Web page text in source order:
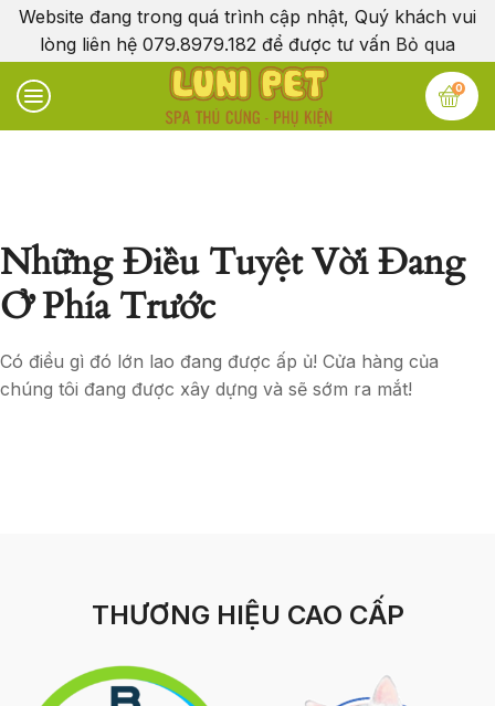
Website đang trong quá trình cập nhật, Quý khách vui
lòng liên hệ 079.8979.182 để được tư vấn Bỏ qua
0
Những Điều Tuyệt Vời Đang
Ở Phía Trước
Có điều gì đó lớn lao đang được ấp ủ! Cửa hàng của
chúng tôi đang được xây dựng và sẽ sớm ra mắt!
THƯƠNG HIỆU CAO CẤP